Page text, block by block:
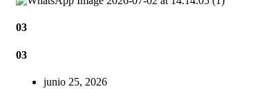
03
03
junio 25, 2026